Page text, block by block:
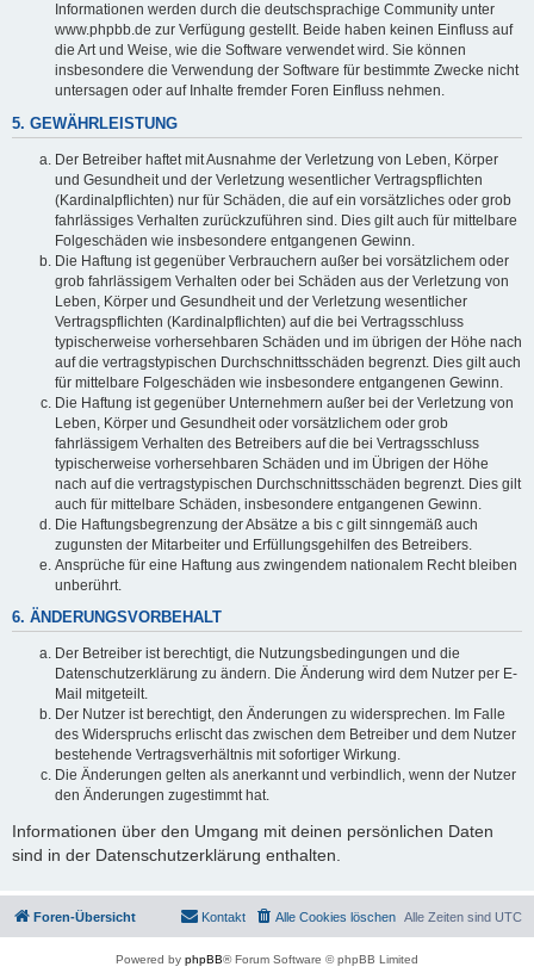
Informationen werden durch die deutschsprachige Community unter
www.phpbb.de zur Verfügung gestellt. Beide haben keinen Einfluss auf
die Art und Weise, wie die Software verwendet wird. Sie können
insbesondere die Verwendung der Software für bestimmte Zwecke nicht
untersagen oder auf Inhalte fremder Foren Einfluss nehmen.
5. GEWÄHRLEISTUNG
Der Betreiber haftet mit Ausnahme der Verletzung von Leben, Körper
und Gesundheit und der Verletzung wesentlicher Vertragspflichten
(Kardinalpflichten) nur für Schäden, die auf ein vorsätzliches oder grob
fahrlässiges Verhalten zurückzuführen sind. Dies gilt auch für mittelbare
Folgeschäden wie insbesondere entgangenen Gewinn.
Die Haftung ist gegenüber Verbrauchern außer bei vorsätzlichem oder
grob fahrlässigem Verhalten oder bei Schäden aus der Verletzung von
Leben, Körper und Gesundheit und der Verletzung wesentlicher
Vertragspflichten (Kardinalpflichten) auf die bei Vertragsschluss
typischerweise vorhersehbaren Schäden und im übrigen der Höhe nach
auf die vertragstypischen Durchschnittsschäden begrenzt. Dies gilt auch
für mittelbare Folgeschäden wie insbesondere entgangenen Gewinn.
Die Haftung ist gegenüber Unternehmern außer bei der Verletzung von
Leben, Körper und Gesundheit oder vorsätzlichem oder grob
fahrlässigem Verhalten des Betreibers auf die bei Vertragsschluss
typischerweise vorhersehbaren Schäden und im Übrigen der Höhe
nach auf die vertragstypischen Durchschnittsschäden begrenzt. Dies gilt
auch für mittelbare Schäden, insbesondere entgangenen Gewinn.
Die Haftungsbegrenzung der Absätze a bis c gilt sinngemäß auch
zugunsten der Mitarbeiter und Erfüllungsgehilfen des Betreibers.
Ansprüche für eine Haftung aus zwingendem nationalem Recht bleiben
unberührt.
6. ÄNDERUNGSVORBEHALT
Der Betreiber ist berechtigt, die Nutzungsbedingungen und die
Datenschutzerklärung zu ändern. Die Änderung wird dem Nutzer per E-
Mail mitgeteilt.
Der Nutzer ist berechtigt, den Änderungen zu widersprechen. Im Falle
des Widerspruchs erlischt das zwischen dem Betreiber und dem Nutzer
bestehende Vertragsverhältnis mit sofortiger Wirkung.
Die Änderungen gelten als anerkannt und verbindlich, wenn der Nutzer
den Änderungen zugestimmt hat.
Informationen über den Umgang mit deinen persönlichen Daten
sind in der Datenschutzerklärung enthalten.
Foren-Übersicht Alle Zeiten sind UTC
Alle Cookies löschen
Kontakt
Powered by phpBB® Forum Software © phpBB Limited